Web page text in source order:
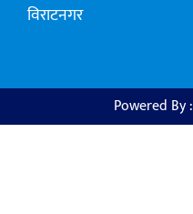
विराटनगर
Powered By :